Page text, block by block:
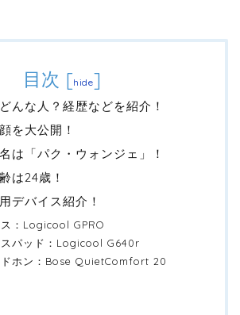
目次 [hide]
んな人？経歴などを紹介！
を大公開！
は「パク・ウォンジェ」！
は24歳！
デバイス紹介！
：Logicool GPRO
スパッド：Logicool G640r
ホン：Bose QuietComfort 20